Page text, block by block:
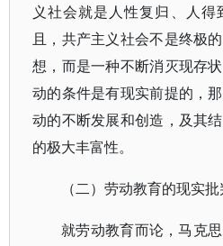
义社会就是人性复归、人
且，共产主义社会不是终极
想，而是一种不断消灭现存
动的条件是有现实前提的，
动的不断发展和创造，及其
的极大丰富性。
（二）劳动教育的现实
就劳动教育而论，马克